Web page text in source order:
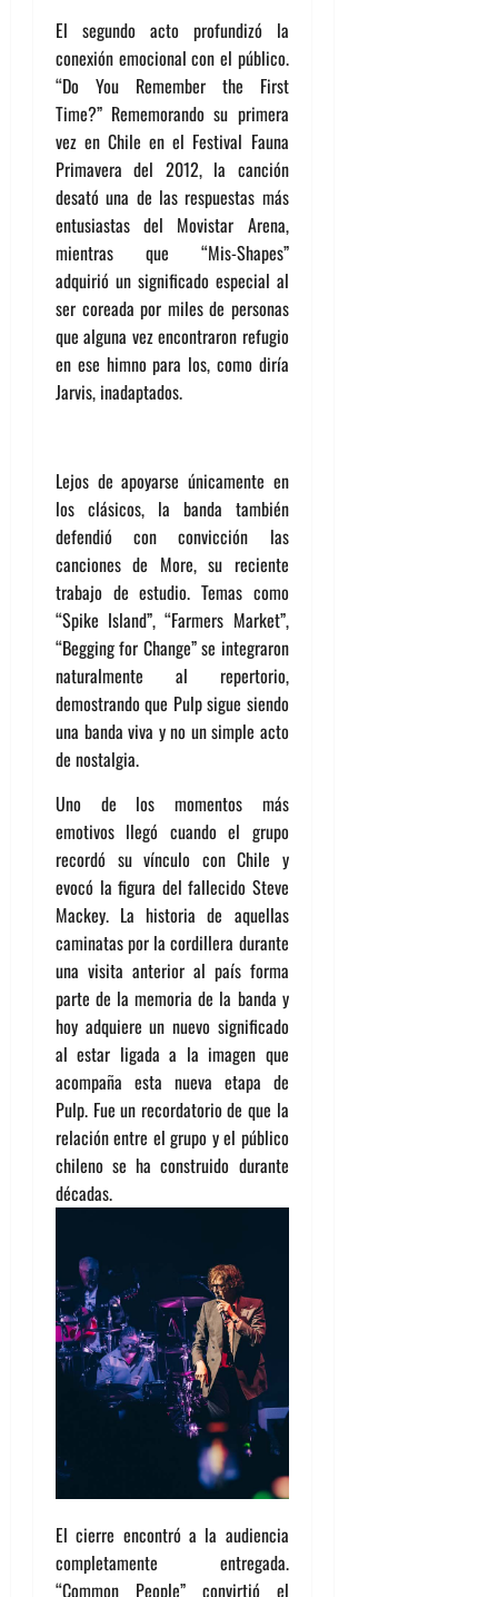
El segundo acto profundizó la
conexión emocional con el público.
“Do You Remember the First
Time?” Rememorando su primera
vez en Chile en el Festival Fauna
Primavera del 2012, la canción
desató una de las respuestas más
entusiastas del Movistar Arena,
mientras que “Mis-Shapes”
adquirió un significado especial al
ser coreada por miles de personas
que alguna vez encontraron refugio
en ese himno para los, como diría
Jarvis, inadaptados.
Lejos de apoyarse únicamente en
los clásicos, la banda también
defendió con convicción las
canciones de More, su reciente
trabajo de estudio. Temas como
“Spike Island”, “Farmers Market”,
“Begging for Change” se integraron
naturalmente al repertorio,
demostrando que Pulp sigue siendo
una banda viva y no un simple acto
de nostalgia.
Uno de los momentos más
emotivos llegó cuando el grupo
recordó su vínculo con Chile y
evocó la figura del fallecido Steve
Mackey. La historia de aquellas
caminatas por la cordillera durante
una visita anterior al país forma
parte de la memoria de la banda y
hoy adquiere un nuevo significado
al estar ligada a la imagen que
acompaña esta nueva etapa de
Pulp. Fue un recordatorio de que la
relación entre el grupo y el público
chileno se ha construido durante
décadas.
El cierre encontró a la audiencia
completamente entregada.
“Common People” convirtió el